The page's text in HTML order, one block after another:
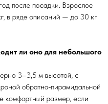
после посадки. Взрослое
в ряде описаний — до 30 кг
ли оно для небольшого
3–3,5 м высотой, с
обратно‑пирамидальной
комфортный размер, если